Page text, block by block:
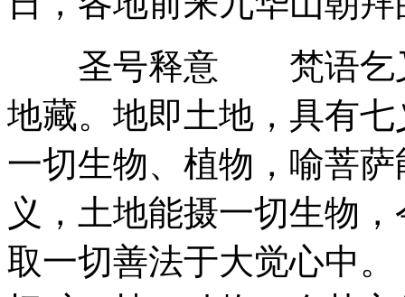
圣号释意 梵语乞叉
地藏。地即土地，具有
一切生物、植物，喻菩
义，土地能摄一切生物
取一切善法于大觉心中